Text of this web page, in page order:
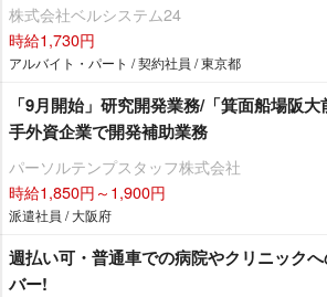
株式会社ベルシステム24
時給1,730円
アルバイト・パート / 契約社員 / 東京都
「9月開始」研究開発業務/「箕面船場阪
手外資企業で開発補助業務
パーソルテンプスタッフ株式会社
時給1,850円～1,900円
派遣社員 / 大阪府
週払い可・普通車での病院やクリニック
バー!